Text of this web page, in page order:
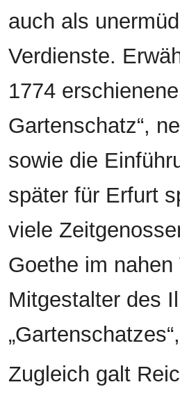
auch als
Verdienste.
1774
Gartenschatz“,
sowie die
später für Erfurt
viele
Goethe im
Mitgestalter des
Zugleich galt